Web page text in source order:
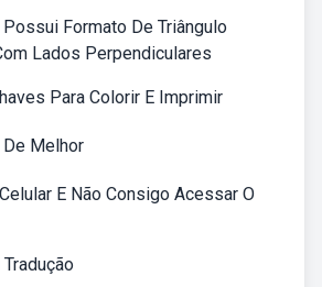
Possui Formato De Triângulo
Lados Perpendiculares
Para Colorir E Imprimir
De Melhor
E Não Consigo Acessar O